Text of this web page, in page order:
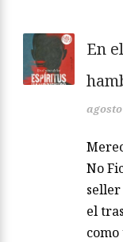
En
agosto
No
el